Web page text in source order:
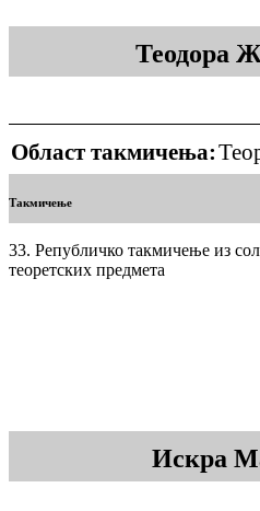
Теодора
Област такмичења:
Такмичење
33. Републичко такмичење из
теоретских предмета
Искра